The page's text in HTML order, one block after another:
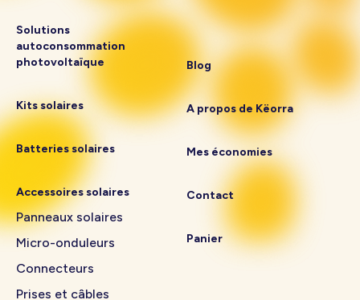
Solutions
autoconsommation
photovoltaïque
Kits solaires
Batteries solaires
Accessoires solaires
Panneaux solaires
Micro-onduleurs
Connecteurs
Prises et câbles
Blog
A propos de Këorra
Mes économies
Contact
Panier